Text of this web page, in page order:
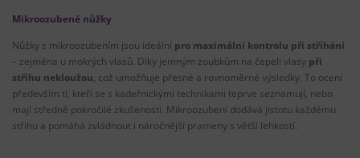
Mikroozubené nůžky
Nůžky s mikroozubením jsou ideální pro maximální kontrolu při stříhání
– zejména u mokrých vlasů. Díky jemným zoubkům na čepeli vlasy při
střihu nekloužou, což umožňuje přesné a rovnoměrné výsledky. To ocení
především ti, kteří se s kadeřnickými technikami teprve seznamují, nebo
mají středně pokročilé zkušenosti. Mikroozubení dodává jistotu každému
střihu a pomáhá zvládnout i náročnější prameny s větší lehkostí.